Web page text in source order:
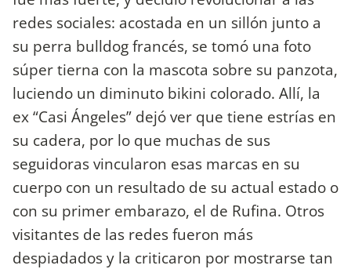
redes sociales: acostada en un sillón junto a
su perra bulldog francés, se tomó una foto
súper tierna con la mascota sobre su panzota,
luciendo un diminuto bikini colorado. Allí, la
ex “Casi Ángeles” dejó ver que tiene estrías en
su cadera, por lo que muchas de sus
seguidoras vincularon esas marcas en su
cuerpo con un resultado de su actual estado o
con su primer embarazo, el de Rufina. Otros
visitantes de las redes fueron más
despiadados y la criticaron por mostrarse tan